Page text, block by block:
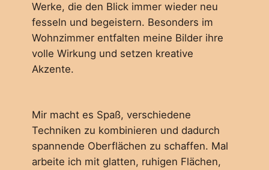
Werke, die den Blick immer wieder neu
fesseln und begeistern. Besonders im
Wohnzimmer entfalten meine Bilder ihre
volle Wirkung und setzen kreative
Akzente.
Mir macht es Spaß, verschiedene
Techniken zu kombinieren und dadurch
spannende Oberflächen zu schaffen. Mal
arbeite ich mit glatten, ruhigen Flächen,